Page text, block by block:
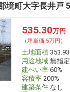
境町大字長井戸
535.30万円
（坪単価:5万円）
土地面積
用途地域無指定
建ぺい率60%
容積率200%
建築条件なし